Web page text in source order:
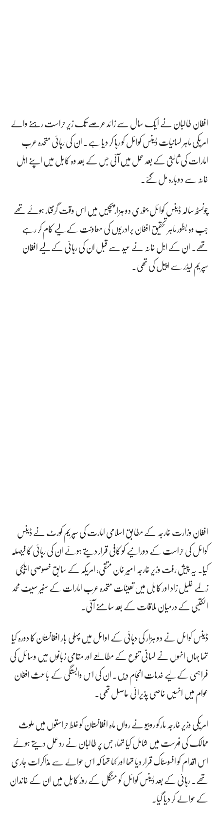
افغان طالبان نے ایک سال سے زائد عرصے تک زیر حراست رہنے والے
امریکی ماہر لسانیات ڈینس کوائل کو رہا کر دیا ہے۔ ان کی رہائی متحدہ عرب
امارات کی ثالثی کے بعد عمل میں آئی جس کے بعد وہ کابل میں اپنے اہل
خانہ سے دوبارہ مل گئے۔
چونسٹھ سالہ ڈینس کوائل جنوری دو ہزار پچیس میں اس وقت گرفتار ہوئے تھے
جب وہ بطور ماہر تحقیق افغان برادریوں کی معاونت کے لیے کام کر رہے
تھے۔ ان کے اہل خانہ نے عید سے قبل ان کی رہائی کے لیے افغان
سپریم لیڈر سے اپیل کی تھی۔
افغان وزارت خارجہ کے مطابق اسلامی امارت کی سپریم کورٹ نے ڈینس
کوائل کی حراست کے دورانیے کو کافی قرار دیتے ہوئے ان کی رہائی کا فیصلہ
کیا۔ یہ پیش رفت وزیر خارجہ امیر خان متقی، امریکہ کے سابق خصوصی ایلچی
زلمے خلیل زاد اور کابل میں تعینات متحدہ عرب امارات کے سفیر سیف محمد
الکتبی کے درمیان ملاقات کے بعد سامنے آئی۔
ڈینس کوائل نے دو ہزار کی دہائی کے اوائل میں پہلی بار افغانستان کا دورہ کیا
تھا جہاں انہوں نے لسانی تنوع کے مطالعے اور مقامی زبانوں میں وسائل کی
فراہمی کے لیے خدمات انجام دیں۔ ان کی اس وابستگی کے باعث افغان
عوام میں انہیں خاصی پذیرائی حاصل تھی۔
امریکی وزیر خارجہ مارکو روبیو نے رواں ماہ افغانستان کو غلط حراستوں میں ملوث
ممالک کی فہرست میں شامل کیا تھا، جس پر طالبان نے ردعمل دیتے ہوئے
اس اقدام کو افسوسناک قرار دیا تھا اور کہا تھا کہ اس حوالے سے مذاکرات جاری
تھے۔ رہائی کے بعد ڈینس کوائل کو منگل کے روز کابل میں ان کے خاندان
کے حوالے کر دیا گیا۔